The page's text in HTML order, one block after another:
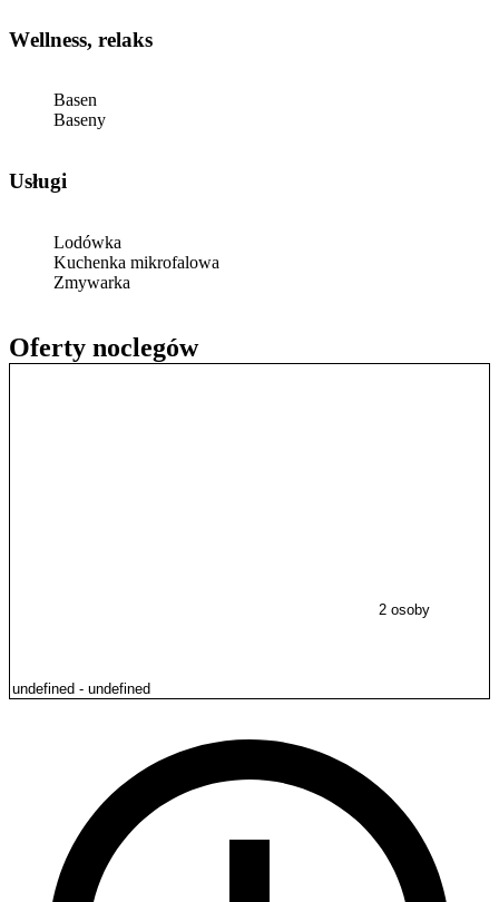
Oferty noclegów
2 osoby
Wellness, relaks
Basen
Baseny
Usługi
Lodówka
Kuchenka mikrofalowa
Zmywarka